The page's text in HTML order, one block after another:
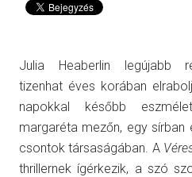
Julia Heaberlin legújabb
tizenhat éves korában
napokkal később
margaréta mezőn, egy
csontok társaságában. A
thrillernek ígérkezik, a szó